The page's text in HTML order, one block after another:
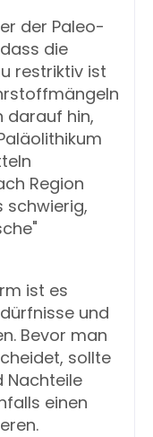
der Paleo-
die
restriktiv ist
darauf hin,
Region
schwierig,
ist es
und
Bevor man
sollte
Nachteile
einen